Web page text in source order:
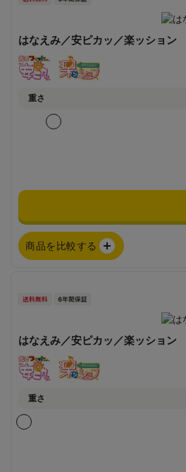
はなえみ／安ピカッ／楽ッション
重さ
商品を比較する
はなえみ／安ピカッ／楽ッション
重さ